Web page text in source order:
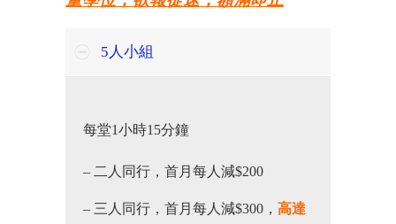
5人小組
每堂1小時15分鐘
– 二人同行，首月每人減$200
– 三人同行，首月每人減$300， 高達